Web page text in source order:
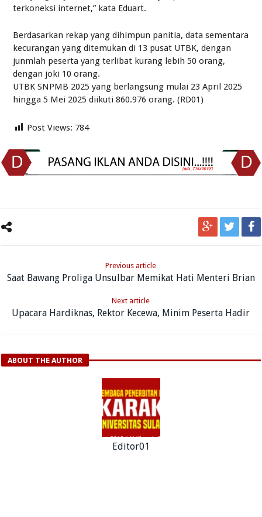
terkoneksi internet,” kata Eduart.
Berdasarkan rekap yang dihimpun panitia, data sementara
kecurangan yang ditemukan di 13 pusat UTBK, dengan
junmlah peserta yang terlibat kurang lebih 50 orang,
dengan joki 10 orang.
UTBK SNPMB 2025 yang berlangsung mulai 23 April 2025
hingga 5 Mei 2025 diikuti 860.976 orang. (RD01)
Post Views: 784
Previous article
Saat Bawang Proliga Unsulbar Memikat Hati Menteri Brian
Next article
Upacara Hardiknas, Rektor Kecewa, Minim Peserta Hadir
ABOUT THE AUTHOR
Editor01